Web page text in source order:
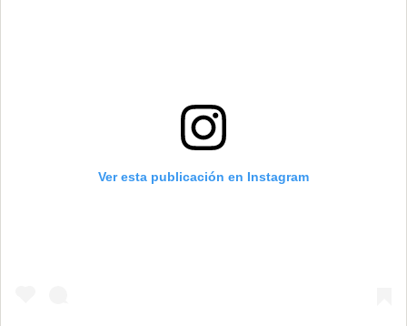
Ver esta publicación en Instagram